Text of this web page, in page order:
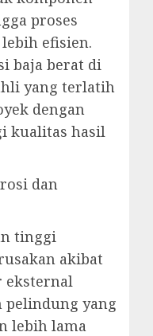
proses
efisien.
baja berat di
yang terlatih
dengan
kualitas hasil
dan
tinggi
akibat
eksternal
pelindung yang
lebih lama